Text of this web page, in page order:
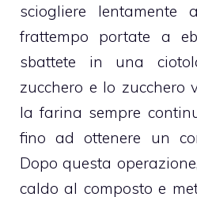
sciogliere lentamente
frattempo portate a
sbattete in una
zucchero e lo zucchero
la farina sempre
fino ad ottenere un
Dopo questa
caldo al composto e